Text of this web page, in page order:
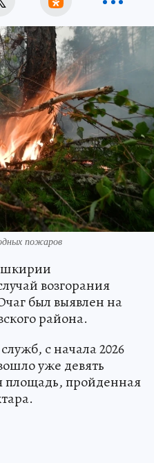
пожаров
возгорания
был выявлен на
района.
с начала 2026
уже девять
пройденная